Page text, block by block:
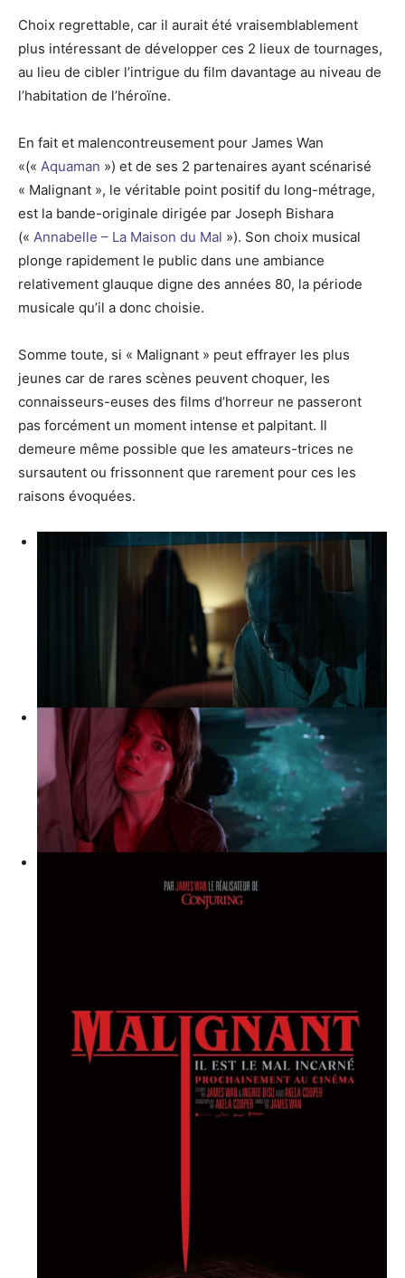
Choix regrettable, car il aurait été vraisemblablement
plus intéressant de développer ces 2 lieux de tournages,
au lieu de cibler l’intrigue du film davantage au niveau de
l’habitation de l’héroïne.
En fait et malencontreusement pour James Wan
«(« Aquaman ») et de ses 2 partenaires ayant scénarisé
« Malignant », le véritable point positif du long-métrage,
est la bande-originale dirigée par Joseph Bishara
(« Annabelle – La Maison du Mal »). Son choix musical
plonge rapidement le public dans une ambiance
relativement glauque digne des années 80, la période
musicale qu’il a donc choisie.
Somme toute, si « Malignant » peut effrayer les plus
jeunes car de rares scènes peuvent choquer, les
connaisseurs-euses des films d’horreur ne passeront
pas forcément un moment intense et palpitant. Il
demeure même possible que les amateurs-trices ne
sursautent ou frissonnent que rarement pour ces les
raisons évoquées.